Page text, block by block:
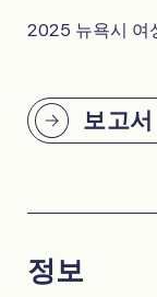
2025 뉴욕시 여
보고
정보